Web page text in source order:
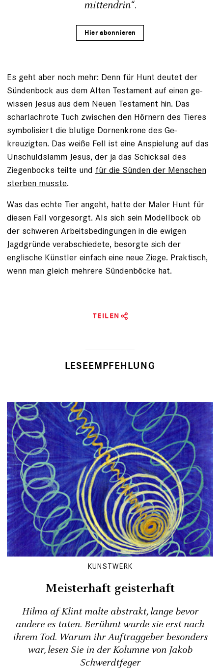
mittendrin“.
Hier abonnieren
Es geht aber noch mehr: Denn für Hunt deutet der
Sündenbock aus dem Alten Testament auf einen ge­
wissen Jesus aus dem Neuen Testament hin. Das
scharlachrote Tuch zwischen den Hörnern des Tieres
sym­bolisiert die blutige Dornenkrone des Ge­
kreuzigten. Das weiße Fell ist eine Anspielung auf das
Unschuldslamm Jesus, der ja das Schicksal des
Ziegenbocks teilte und für die Sünden der Menschen
sterben musste.
Was das echte Tier angeht, hatte der Maler Hunt für
diesen Fall vorgesorgt. Als sich sein Modellbock ob
der schweren Arbeitsbedingungen in die ewigen
Jagdgründe verabschiedete, besorgte sich der
englische Künstler einfach eine neue Ziege. Praktisch,
wenn man gleich mehrere Sünden­böcke hat.
TEILEN
LESEEMPFEHLUNG
KUNSTWERK
Meisterhaft geisterhaft
Hilma af Klint malte abstrakt, lange bevor
andere es taten. Berühmt wurde sie erst nach
ihrem Tod. Warum ihr Auftraggeber besonders
war, lesen Sie in der Kolumne von Jakob
Schwerdtfeger